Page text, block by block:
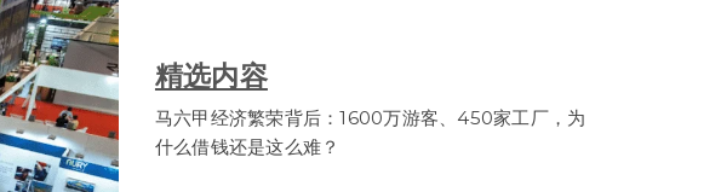
精选内容
马六甲经济繁荣背后：1600万游客、450家工厂，为
什么借钱还是这么难？